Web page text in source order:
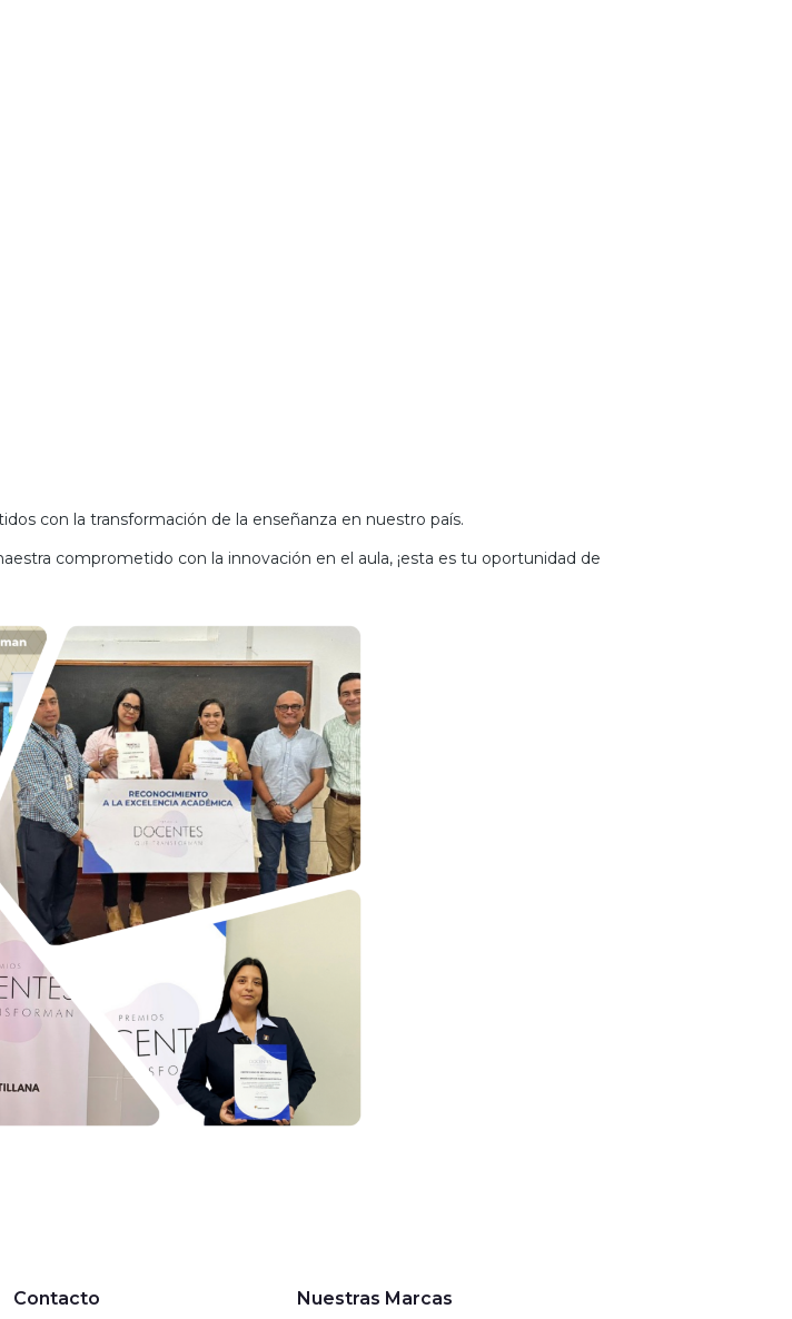
con la transformación de la enseñanza en nuestro país.
comprometido con la innovación en el aula, ¡esta es tu oportunidad de
Contacto Nuestras Marcas